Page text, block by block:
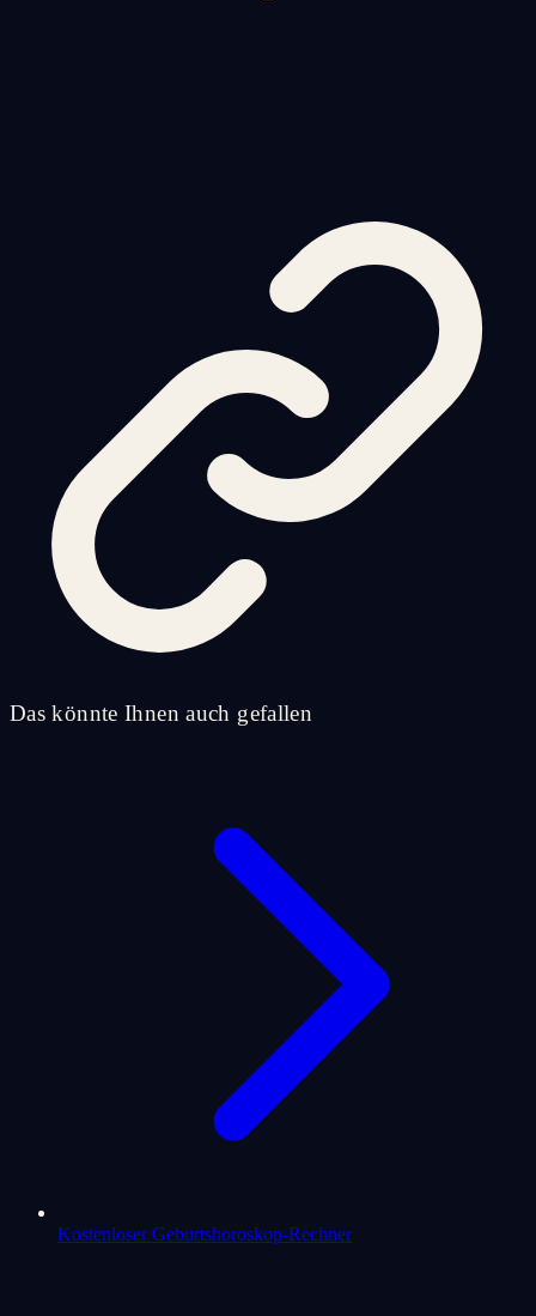
Das könnte Ihnen auch gefallen
Kostenloser Geburtshoroskop-Rechner